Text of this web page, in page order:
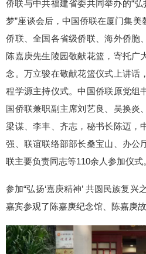
侨联与中共福建省委共同举办的“弘
梦”座谈会后，中国侨联在厦门集
侨联、全国各省级侨联、海外侨胞
陈嘉庚先生陵园敬献花篮，寄托广
念。万立骏在敬献花篮仪式上讲话
程学源主持仪式。中国侨联原党组
国侨联兼职副主席刘艺良、吴换炎
梁谋、李丰、齐志，秘书长陈迈，
强、联谊联络部部长桑宝山、办公
联主要负责同志等110余人参加仪式
参加“弘扬‘嘉庚精神’ 共圆民族复兴
嘉宾参观了陈嘉庚纪念馆、陈嘉庚